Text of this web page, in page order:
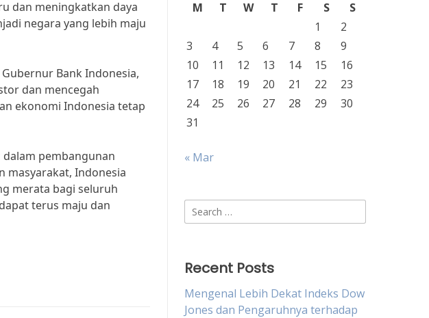
dan meningkatkan daya
negara yang lebih maju
Bank Indonesia,
dan mencegah
ekonomi Indonesia tetap
pembangunan
masyarakat, Indonesia
merata bagi seluruh
terus maju dan
M
T W T F S
S
1
2
3
4 5 6 7 8
9
10
11 12 13 14 15
16
17
18 19 20 21 22
23
24
25 26 27 28 29
30
31
« Mar
Search
for:
Recent Posts
Mengenal Lebih Dekat Indeks Dow
Jones dan Pengaruhnya terhadap